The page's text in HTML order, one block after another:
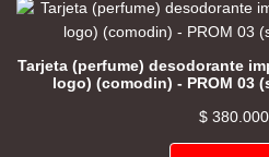
Tarjeta (perfume) desodorante
logo) (comodin) - PROM 03
$